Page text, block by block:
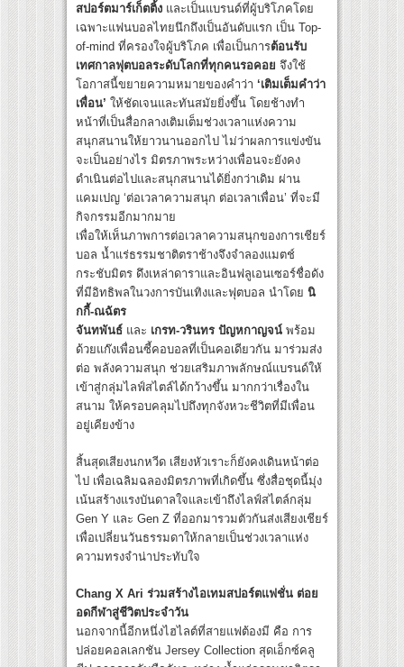
สปอร์ตมาร์เก็ตติ้ง และเป็นแบรนด์ที่ผู้บริโภคโดย
เฉพาะแฟนบอลไทยนึกถึงเป็นอันดับแรก เป็น Top-
of-mind ที่ครองใจผู้บริโภค เพื่อเป็นการต้อนรับ
เทศกาลฟุตบอลระดับโลกที่ทุกคนรอคอย จึงใช้
โอกาสนี้ขยายความหมายของคำว่า ‘เติมเต็มคำว่า
เพื่อน’ ให้ชัดเจนและทันสมัยยิ่งขึ้น โดยช้างทำ
หน้าที่เป็นสื่อกลางเติมเต็มช่วงเวลาแห่งความ
สนุกสนานให้ยาวนานออกไป ไม่ว่าผลการแข่งขัน
จะเป็นอย่างไร มิตรภาพระหว่างเพื่อนจะยังคง
ดำเนินต่อไปและสนุกสนานได้ยิ่งกว่าเดิม ผ่าน
แคมเปญ ‘ต่อเวลาความสนุก ต่อเวลาเพื่อน’ ที่จะมี
กิจกรรมอีกมากมาย
เพื่อให้เห็นภาพการต่อเวลาความสนุกของการเชียร์
บอล น้ำแร่ธรรมชาติตราช้างจึงจำลองแมตช์
กระชับมิตร ดึงเหล่าดาราและอินฟลูเอนเซอร์ชื่อดัง
ที่มีอิทธิพลในวงการบันเทิงและฟุตบอล นำโดย นิ
กกี้-ณฉัตร
จันทพันธ์ และ เกรท-วรินทร ปัญหกาญจน์ พร้อม
ด้วยแก๊งเพื่อนซี้คอบอลที่เป็นคอเดียวกัน มาร่วมส่ง
ต่อ พลังความสนุก ช่วยเสริมภาพลักษณ์แบรนด์ให้
เข้าสู่กลุ่มไลฟ์สไตล์ได้กว้างขึ้น มากกว่าเรื่องใน
สนาม ให้ครอบคลุมไปถึงทุกจังหวะชีวิตที่มีเพื่อน
อยู่เคียงข้าง
สิ้นสุดเสียงนกหวีด เสียงหัวเราะก็ยังคงเดินหน้าต่อ
ไป เพื่อเฉลิมฉลองมิตรภาพที่เกิดขึ้น ซึ่งสื่อชุดนี้มุ่ง
เน้นสร้างแรงบันดาลใจและเข้าถึงไลฟ์สไตล์กลุ่ม
Gen Y และ Gen Z ที่ออกมารวมตัวกันส่งเสียงเชียร์
เพื่อเปลี่ยนวันธรรมดาให้กลายเป็นช่วงเวลาแห่ง
ความทรงจำน่าประทับใจ
Chang X Ari ร่วมสร้างไอเทมสปอร์ตแฟชั่น ต่อย
อดกีฬาสู่ชีวิตประจำวัน
นอกจากนี้อีกหนึ่งไฮไลต์ที่สายแฟต้องมี คือ การ
ปล่อยคอลเลกชัน Jersey Collection สุดเอ็กซ์คลู